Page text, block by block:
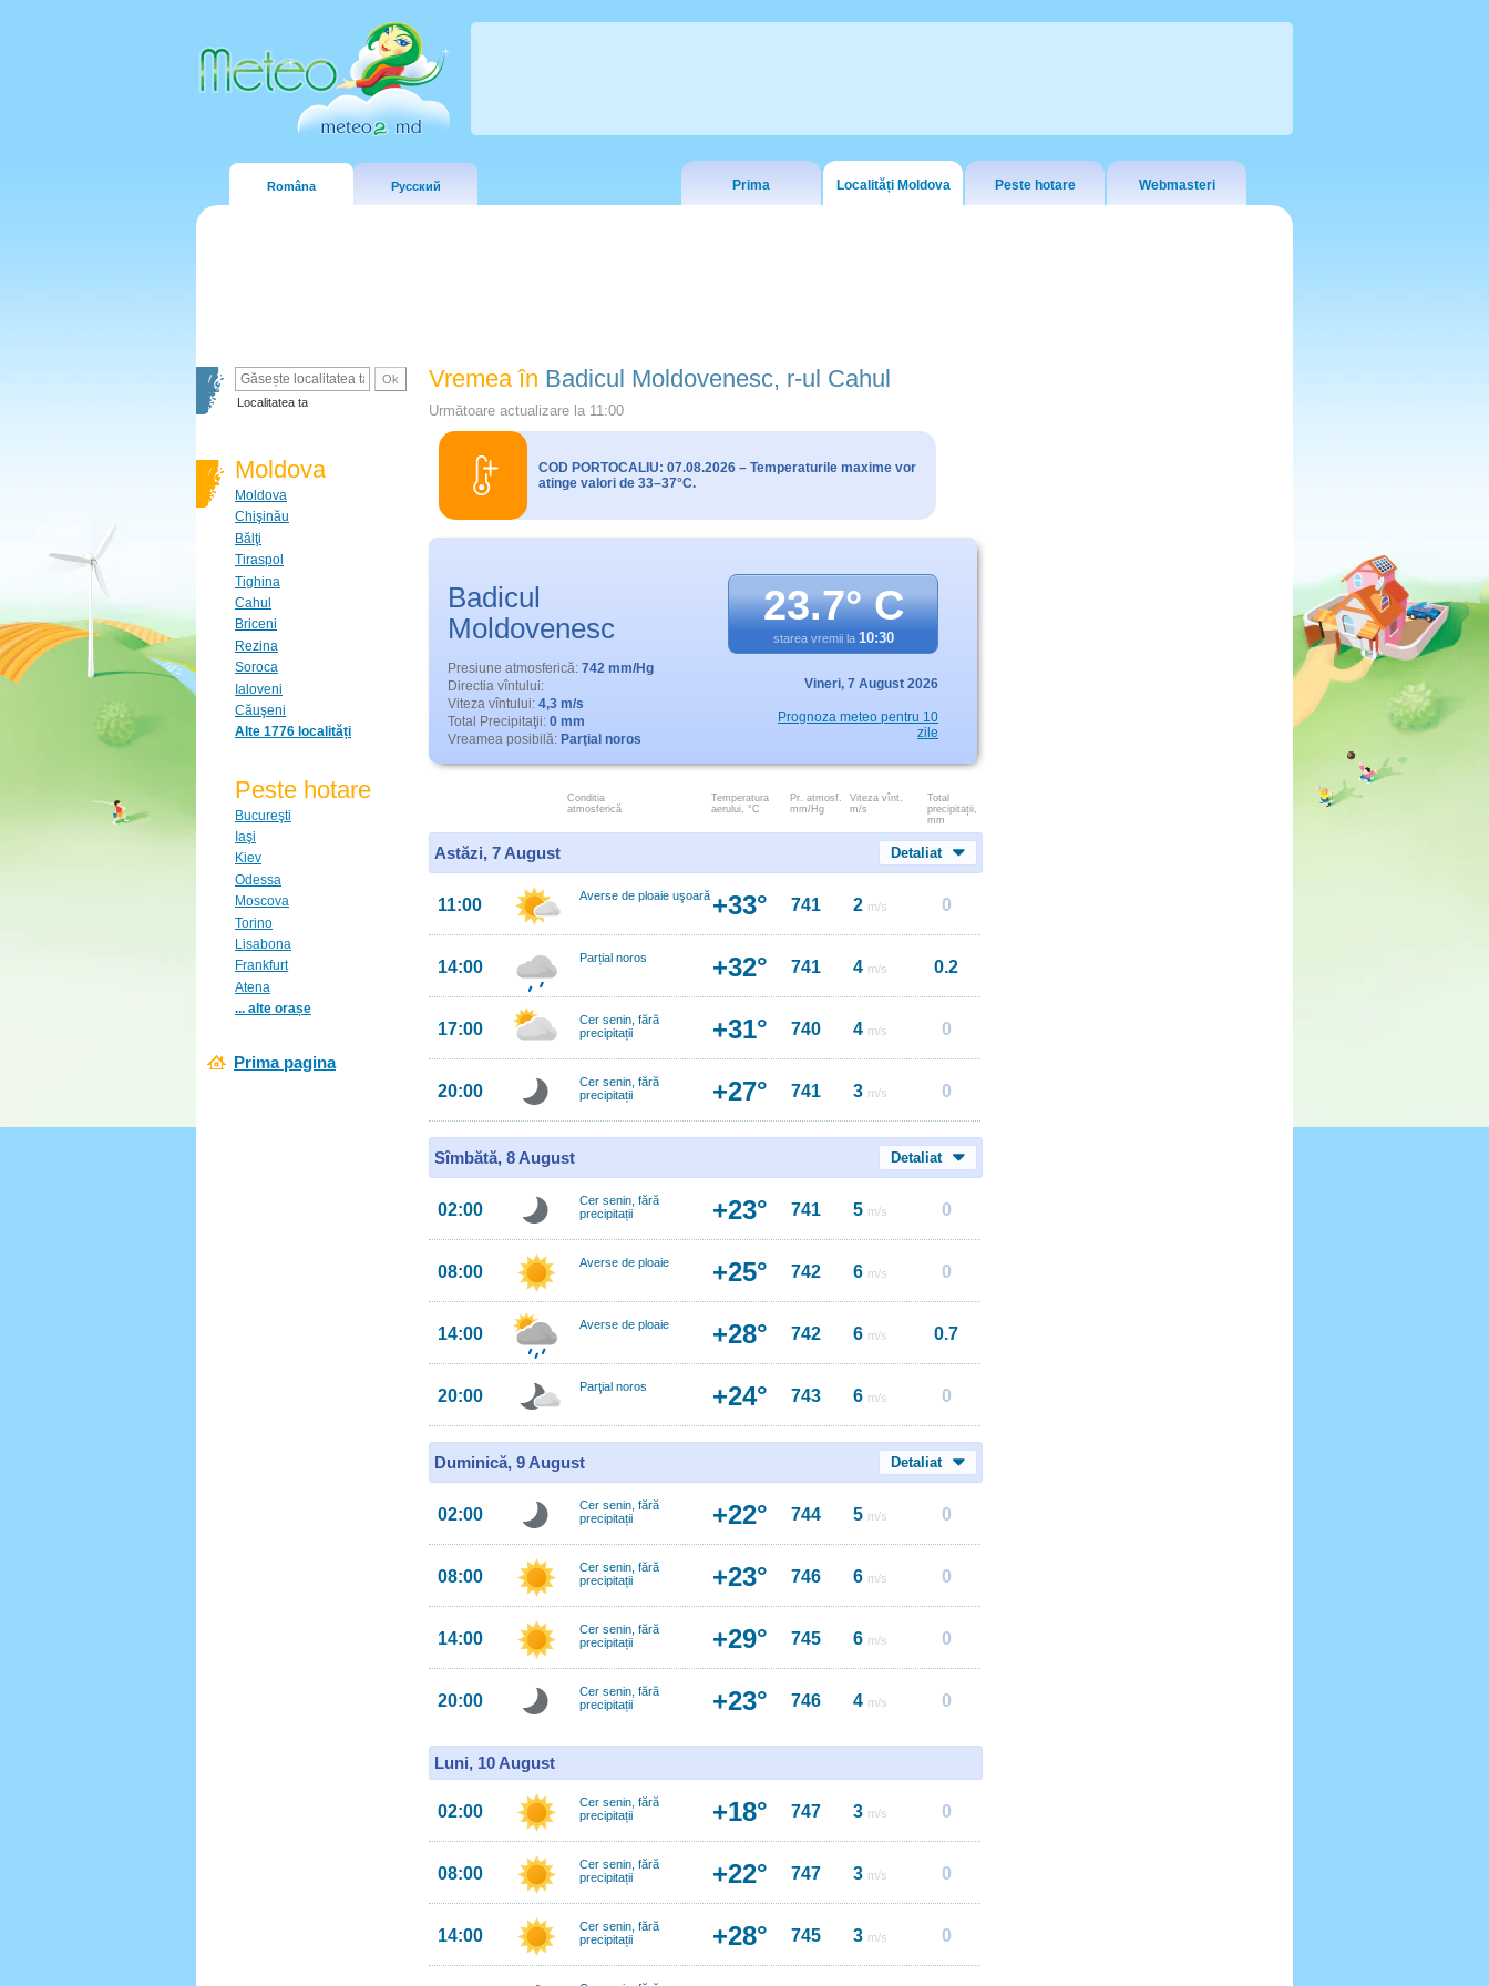
Româna Русский Prima Localități Moldova Peste hotare Webmasteri
Localitatea ta
Moldova
Moldova
Chişinău
Bălţi
Tiraspol
Tighina
Cahul
Briceni
Rezina
Soroca
Ialoveni
Căuşeni
Alte 1776 localități
Peste hotare
Bucureşti
Iaşi
Kiev
Odessa
Moscova
Torino
Lisabona
Frankfurt
Atena
... alte orașe
Prima pagina
Vremea în Badicul Moldovenesc, r-ul Cahul
Următoare actualizare la 11:00
COD PORTOCALIU: 07.08.2026 – Temperaturile maxime vor
atinge valori de 33–37°C.
Badicul
Moldovenesc
23.7° C
starea vremii la 10:30
Presiune atmosferică: 742 mm/Hg
Directia vîntului:
Viteza vîntului: 4,3 m/s
Total Precipitaţii: 0 mm
Vreamea posibilă: Parţial noros
Vineri, 7 August 2026
Prognoza meteo pentru 10
zile
Conditia
atmosferică
Temperatura
aerului, °C
Pr. atmosf.
mm/Hg
Viteza vînt.
m/s
Total
precipitații,
mm
Astăzi, 7 August Detaliat
11:00 Averse de ploaie uşoară +33° 741 2 m/s 0
14:00 Parțial noros +32° 741 4 m/s 0.2
17:00
Cer senin, fără
precipitații
+31° 740 4 m/s 0
20:00
Cer senin, fără
precipitații
+27° 741 3 m/s 0
Sîmbătă, 8 August Detaliat
02:00
Cer senin, fără
precipitații
+23° 741 5 m/s 0
08:00 Averse de ploaie +25° 742 6 m/s 0
14:00 Averse de ploaie +28° 742 6 m/s 0.7
20:00 Parţial noros +24° 743 6 m/s 0
Duminică, 9 August Detaliat
02:00
Cer senin, fără
precipitații
+22° 744 5 m/s 0
08:00
Cer senin, fără
precipitații
+23° 746 6 m/s 0
14:00
Cer senin, fără
precipitații
+29° 745 6 m/s 0
20:00
Cer senin, fără
precipitații
+23° 746 4 m/s 0
Luni, 10 August
02:00
Cer senin, fără
precipitații
+18° 747 3 m/s 0
08:00
Cer senin, fără
precipitații
+22° 747 3 m/s 0
14:00
Cer senin, fără
precipitații
+28° 745 3 m/s 0